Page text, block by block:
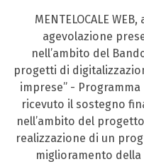
MENTELOCALE
agevolazione
nell’ambito del
progetti di
imprese” - Programma
ricevuto il sostegno
nell’ambito del progetto
realizzazione di un
miglioramento